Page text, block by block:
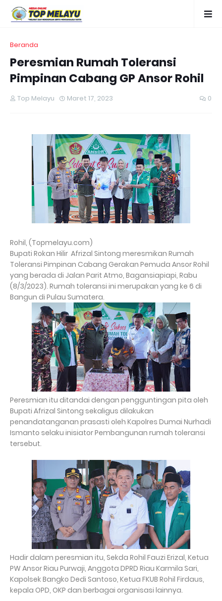
Beranda
Peresmian Rumah Toleransi
Pimpinan Cabang GP Ansor Rohil
Top Melayu Maret 17, 2023 0
Rohil, (Topmelayu.com)
Bupati Rokan Hilir Afrizal Sintong meresmikan Rumah
Toleransi Pimpinan Cabang Gerakan Pemuda Ansor Rohil
yang berada di Jalan Parit Atmo, Bagansiapiapi, Rabu
(8/3/2023). Rumah toleransi ini merupakan yang ke 6 di
Bangun di Pulau Sumatera.
Peresmian itu ditandai dengan pengguntingan pita oleh
Bupati Afrizal Sintong sekaligus dilakukan
penandatanganan prasasti oleh Kapolres Dumai Nurhadi
Ismanto selaku inisiator Pembangunan rumah toleransi
tersebut.
Hadir dalam peresmian itu, Sekda Rohil Fauzi Erizal, Ketua
PW Ansor Riau Purwaji, Anggota DPRD Riau Karmila Sari,
Kapolsek Bangko Dedi Santoso, Ketua FKUB Rohil Firdaus,
kepala OPD, OKP dan berbagai organisasi lainnya.